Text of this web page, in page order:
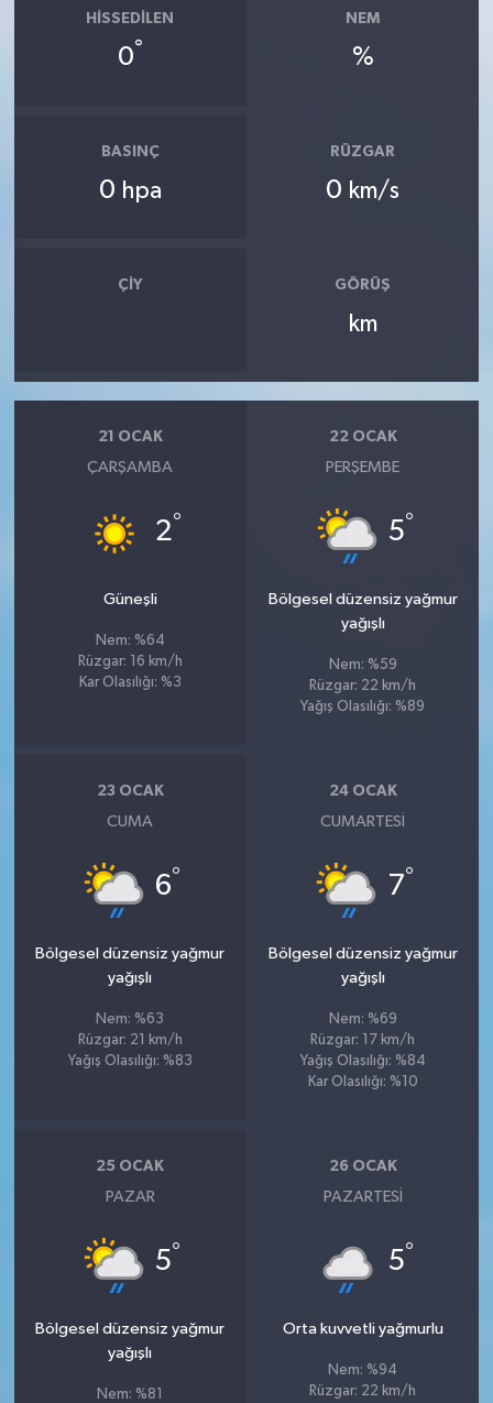
HISSEDILEN
0°
NEM
%
BASINÇ
0 hpa
RÜZGAR
0 km/s
ÇIY GÖRÜŞ
km
21 OCAK
ÇARŞAMBA
2°
Güneşli
Nem: %64
Rüzgar: 16 km/h
Kar Olasılığı: %3
22 OCAK
PERŞEMBE
5°
Bölgesel düzensiz yağmur
yağışlı
Nem: %59
Rüzgar: 22 km/h
Yağış Olasılığı: %89
23 OCAK
CUMA
6°
Bölgesel düzensiz yağmur
yağışlı
Nem: %63
Rüzgar: 21 km/h
Yağış Olasılığı: %83
24 OCAK
CUMARTESI
7°
Bölgesel düzensiz yağmur
yağışlı
Nem: %69
Rüzgar: 17 km/h
Yağış Olasılığı: %84
Kar Olasılığı: %10
25 OCAK
PAZAR
5°
Bölgesel düzensiz yağmur
yağışlı
Nem: %81
26 OCAK
PAZARTESI
5°
Orta kuvvetli yağmurlu
Nem: %94
Rüzgar: 22 km/h